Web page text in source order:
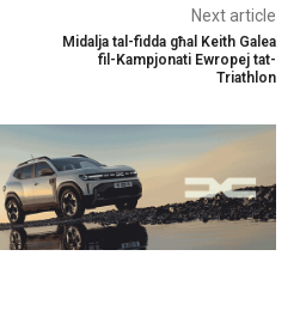
Next article
Midalja tal-fidda għal Keith Galea
fil-Kampjonati Ewropej tat-
Triathlon